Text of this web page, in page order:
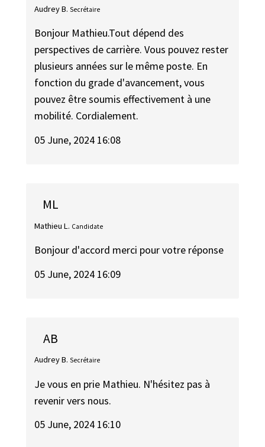
Audrey B. Secrétaire
Bonjour Mathieu.Tout dépend des
perspectives de carrière. Vous pouvez rester
plusieurs années sur le même poste. En
fonction du grade d'avancement, vous
pouvez être soumis effectivement à une
mobilité. Cordialement.
05 June, 2024 16:08
ML
Mathieu L. Candidate
Bonjour d'accord merci pour votre réponse
05 June, 2024 16:09
AB
Audrey B. Secrétaire
Je vous en prie Mathieu. N'hésitez pas à
revenir vers nous.
05 June, 2024 16:10